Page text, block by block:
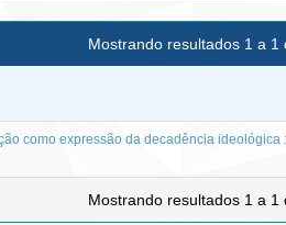
Mostrando resultados 1 a 1
como expressão da decadência ideológica
Mostrando resultados 1 a 1